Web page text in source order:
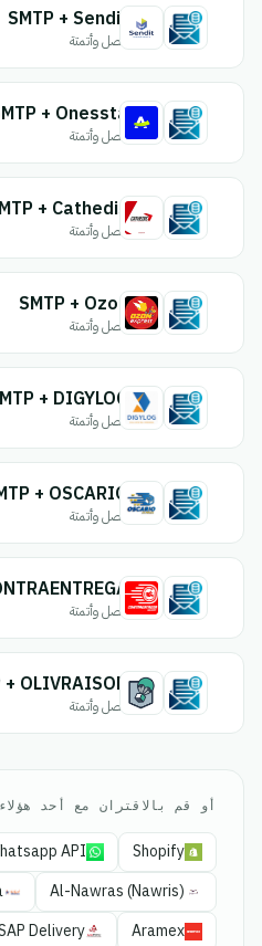
SMTP + Sendit
اتصل وأتمتة
+ Onessta
اتصل وأتمتة
+ Cathedis
اتصل وأتمتة
SMTP + Ozon
اتصل وأتمتة
+ DIGYLOG
اتصل وأتمتة
+ OSCARIO
اتصل وأتمتة
اتصل وأتمتة
+ OLIVRAISON
اتصل وأتمتة
أو قم بالاقتران مع أحد هؤلاء
Shopify
API
Al-Nawras (Nawris)
Aramex
Delivery